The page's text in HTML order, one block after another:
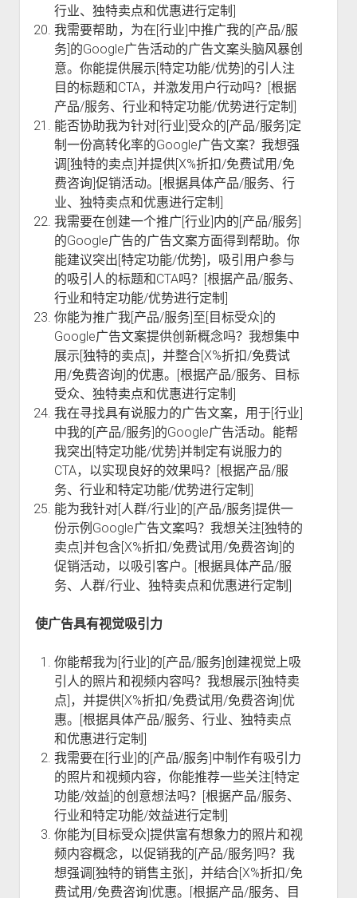
行业、独特卖点和优惠进行定制]
我需要帮助，为在[行业]中推广我的[产品/服
务]的Google广告活动的广告文案头脑风暴创
意。你能提供展示[特定功能/优势]的引人注
目的标题和CTA，并激发用户行动吗？[根据
产品/服务、行业和特定功能/优势进行定制]
能否协助我为针对[行业]受众的[产品/服务]定
制一份高转化率的Google广告文案？我想强
调[独特的卖点]并提供[X%折扣/免费试用/免
费咨询]促销活动。[根据具体产品/服务、行
业、独特卖点和优惠进行定制]
我需要在创建一个推广[行业]内的[产品/服务]
的Google广告的广告文案方面得到帮助。你
能建议突出[特定功能/优势]，吸引用户参与
的吸引人的标题和CTA吗？[根据产品/服务、
行业和特定功能/优势进行定制]
你能为推广我[产品/服务]至[目标受众]的
Google广告文案提供创新概念吗？我想集中
展示[独特的卖点]，并整合[X%折扣/免费试
用/免费咨询]的优惠。[根据产品/服务、目标
受众、独特卖点和优惠进行定制]
我在寻找具有说服力的广告文案，用于[行业]
中我的[产品/服务]的Google广告活动。能帮
我突出[特定功能/优势]并制定有说服力的
CTA，以实现良好的效果吗？[根据产品/服
务、行业和特定功能/优势进行定制]
能为我针对[人群/行业]的[产品/服务]提供一
份示例Google广告文案吗？我想关注[独特的
卖点]并包含[X%折扣/免费试用/免费咨询]的
促销活动，以吸引客户。[根据具体产品/服
务、人群/行业、独特卖点和优惠进行定制]
使广告具有视觉吸引力
你能帮我为[行业]的[产品/服务]创建视觉上吸
引人的照片和视频内容吗？我想展示[独特卖
点]，并提供[X%折扣/免费试用/免费咨询]优
惠。[根据具体产品/服务、行业、独特卖点
和优惠进行定制]
我需要在[行业]的[产品/服务]中制作有吸引力
的照片和视频内容，你能推荐一些关注[特定
功能/效益]的创意想法吗？[根据产品/服务、
行业和特定功能/效益进行定制]
你能为[目标受众]提供富有想象力的照片和视
频内容概念，以促销我的[产品/服务]吗？我
想强调[独特的销售主张]，并结合[X%折扣/免
费试用/免费咨询]优惠。[根据产品/服务、目